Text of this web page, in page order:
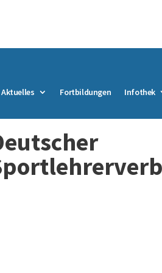
Aktuelles Fortbildungen Infothek